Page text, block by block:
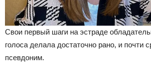
Свои первый шаги на эстраде
голоса делала достаточно рано, и почти
псевдоним.